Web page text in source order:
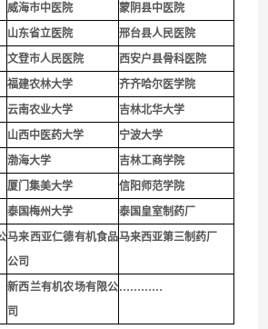
威海市中医院
蒙阴县中医院
山东省立医院
邢台县人民医院
文登市人民医院
西安户县骨科医院
福建农林大学
齐齐哈尔医学院
云南农业大学
吉林北华大学
山西中医药大学
宁波大学
渤海大学
吉林工商学院
厦门集美大学
信阳师范学院
泰国梅州大学
泰国皇室制药厂
马来西亚仁德有机食品
公司
马来西亚第三制药厂
新西兰有机农场有限公
司
…………